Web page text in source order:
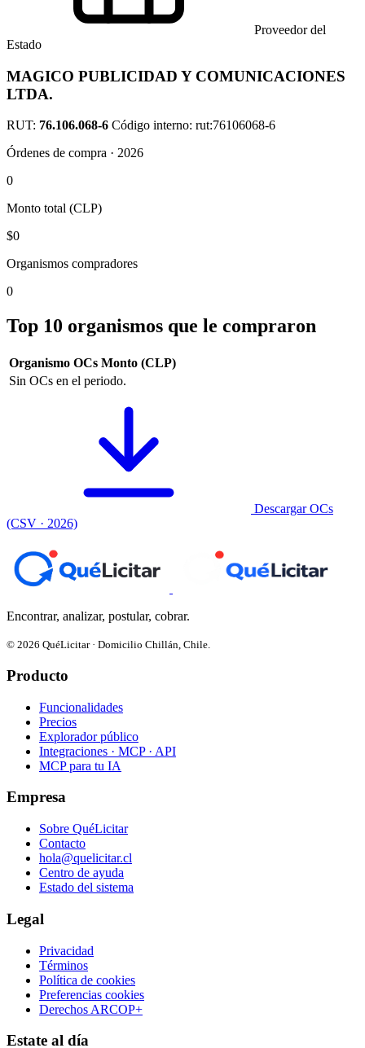
Proveedor del
Estado
MAGICO PUBLICIDAD Y COMUNICACIONES
LTDA.
RUT: 76.106.068-6 Código interno: rut:76106068-6
Órdenes de compra · 2026
0
Monto total (CLP)
$0
Organismos compradores
0
Top 10 organismos que le compraron
Organismo OCs Monto (CLP)
Sin OCs en el periodo.
Descargar OCs
(CSV · 2026)
Encontrar, analizar, postular, cobrar.
© 2026 QuéLicitar · Domicilio Chillán, Chile.
Producto
Funcionalidades
Precios
Explorador público
Integraciones · MCP · API
MCP para tu IA
Empresa
Sobre QuéLicitar
Contacto
hola@quelicitar.cl
Centro de ayuda
Estado del sistema
Legal
Privacidad
Términos
Política de cookies
Preferencias cookies
Derechos ARCOP+
Estate al día